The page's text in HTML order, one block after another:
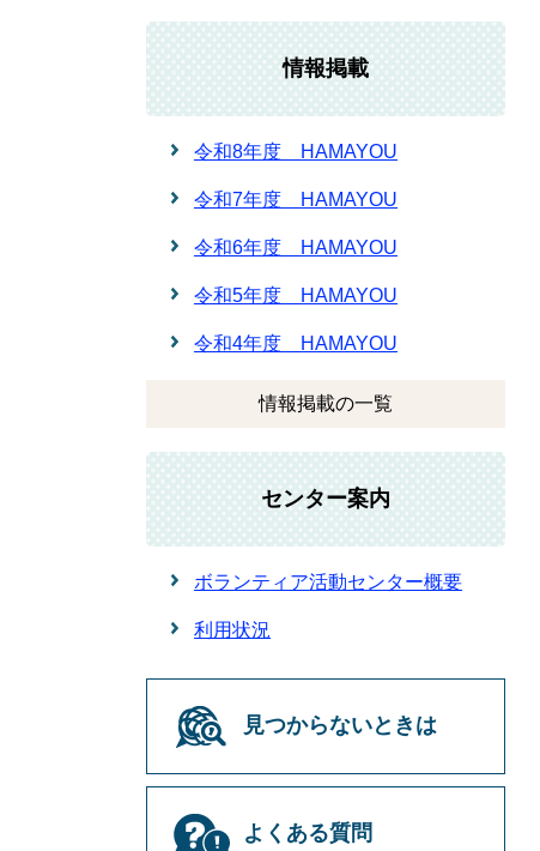
情報掲載
令和8年度 HAMAYOU
令和7年度 HAMAYOU
令和6年度 HAMAYOU
令和5年度 HAMAYOU
令和4年度 HAMAYOU
情報掲載の一覧
センター案内
ボランティア活動センター概要
利用状況
見つからないときは
よくある質問